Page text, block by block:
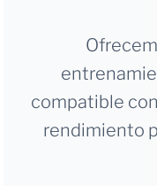
compatible
rendimiento